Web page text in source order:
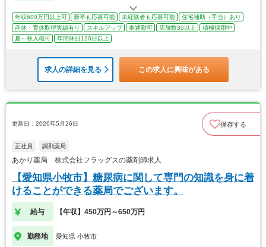
年収600万円以上可 新卒も応募可能 未経験者も応募可能
住宅補助（手当）あり
産休・育休取得実績有り
スキルアップ 車通勤可 店舗数30以上
積極採用中
夏～秋入職可
年間休日120日以上
求人の詳細を見る この求人に興味がある
更新日：2026年5月26日 保存する
正社員 調剤薬局
あかり薬局 株式会社フラッグスの薬剤師求人
【愛知県小牧市】糖尿病に関して専門の知識を身に着
けることができる薬局でございます。
給与 【年収】450万円～650万円
勤務地 愛知県 小牧市